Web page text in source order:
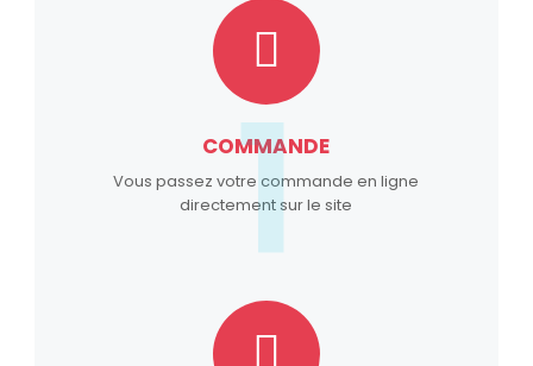
COMMANDE
Vous passez votre commande en ligne
directement sur le site
1